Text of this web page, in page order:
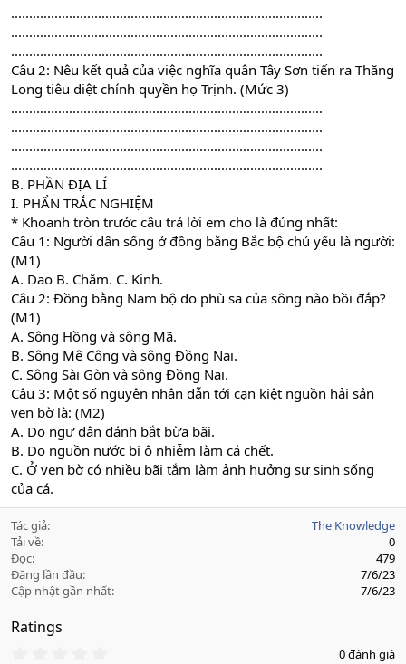
......................................................................................
......................................................................................
......................................................................................
Câu 2: Nêu kết quả của việc nghĩa quân Tây Sơn tiến ra Thăng
Long tiêu diệt chính quyền họ Trịnh. (Mức 3)
......................................................................................
......................................................................................
......................................................................................
......................................................................................
B. PHẦN ĐỊA LÍ
I. PHẨN TRẮC NGHIỆM
* Khoanh tròn trước câu trả lời em cho là đúng nhất:
Câu 1: Người dân sống ở đồng bằng Bắc bộ chủ yếu là người:
(M1)
A. Dao B. Chăm. C. Kinh.
Câu 2: Đồng bằng Nam bộ do phù sa của sông nào bồi đắp?
(M1)
A. Sông Hồng và sông Mã.
B. Sông Mê Công và sông Đồng Nai.
C. Sông Sài Gòn và sông Đồng Nai.
Câu 3: Một số nguyên nhân dẫn tới cạn kiệt nguồn hải sản
ven bờ là: (M2)
A. Do ngư dân đánh bắt bừa bãi.
B. Do nguồn nước bị ô nhiễm làm cá chết.
C. Ở ven bờ có nhiều bãi tắm làm ảnh hưởng sự sinh sống
của cá.
Tác giả
The Knowledge
Tải về
0
Đọc
479
Đăng lần đầu
7/6/23
Cập nhật gần nhất
7/6/23
Ratings
0 đánh giá